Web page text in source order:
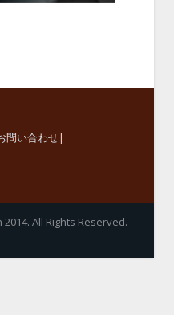
問い合わせ|
All Rights Reserved.